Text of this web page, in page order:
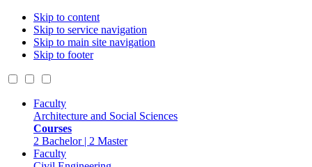
Skip to content
Skip to service navigation
Skip to main site navigation
Skip to footer
Faculty
Architecture and Social Sciences
Courses
2 Bachelor | 2 Master
Faculty